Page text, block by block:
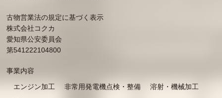
古物営業法の規定に基づく表示
株式会社コクカ
愛知県公安委員会
第541222104800
事業内容
エンジン加工
非常用発電機点検・整備
溶射・機械加工